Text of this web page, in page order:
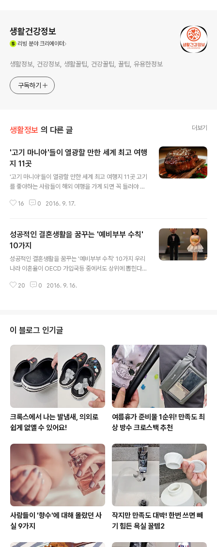
생활건강정보
리빙 분야 크리에이터
생활정보, 건강정보, 생활꿀팁, 건강꿀팁, 꿀팁, 유용한정보
구독하기
생활정보 의 다른 글 더보기
'고기 마니아'들이 열광할 만한 세계 최고 여행
지 11곳
'고기 마니아'들이 열광할 만한 세계 최고 여행지 11곳 고기
를 좋아하는 사람들이 해외 여행을 가게 되면 꼭 들러야 하
그래도 유난히 유명한 고기의 도시들이 있는데요. 고기도
'고기 애호가'들이 열광할 만한 특별한 해외 여행지를 소개
합니다. 1. 미국 텍사스일명 '고기의 수도'라 불리는 텍사스
는 세계에서 바베큐가 가장 유명한 도시 중 하나다. 물론 텍
사스가 바베큐를 처음 만든 곳은 아니지만 사전에 "Barbe
정보가 나올만큼 바베큐로는 절대 빠지지 않는 도시다. 2.
16 0 2016. 9. 17.
성공적인 결혼생활을 꿈꾸는 '예비부부 수칙'
10가지
성공적인 결혼생활을 꿈꾸는 '예비부부 수칙' 10가지 우리
나라 이혼율이 OECD 가입국등 중에서도 상위에 뽑힌다고
준다는 점에서 깊이 고민해야할 사안인데요. 실제로 문제
사항을 소개했습니다. 성공적인 결혼생활을 꿈꾸는 분들을
위해 이를 소개합니다. 1. 결혼식 준비에 힘쓰지 말고 ‘결혼
생활’을 계획하는데 집중하라. - 한국에서는 혼수준비, 예
식장 예약, 웨딩드레스 준비 등으로 시간을 소모하는 경우
가 많다. 결혼식은 한번 뿐이지만 결혼생활은 평생이다. 무
엇이 더 중요한지 잘 판단해야 한다..
20 0 2016. 9. 16.
이 블로그 인기글
크록스에서 나는 발냄새, 의외로
쉽게 없앨 수 있어요!
여름휴가 준비물 1순위! 만족도 최
상 방수 크로스백 추천
사람들이 '향수'에 대해 몰랐던 사
실 9가지
작지만 만족도 대박! 한번 쓰면 빼
기 힘든 욕실 꿀템2